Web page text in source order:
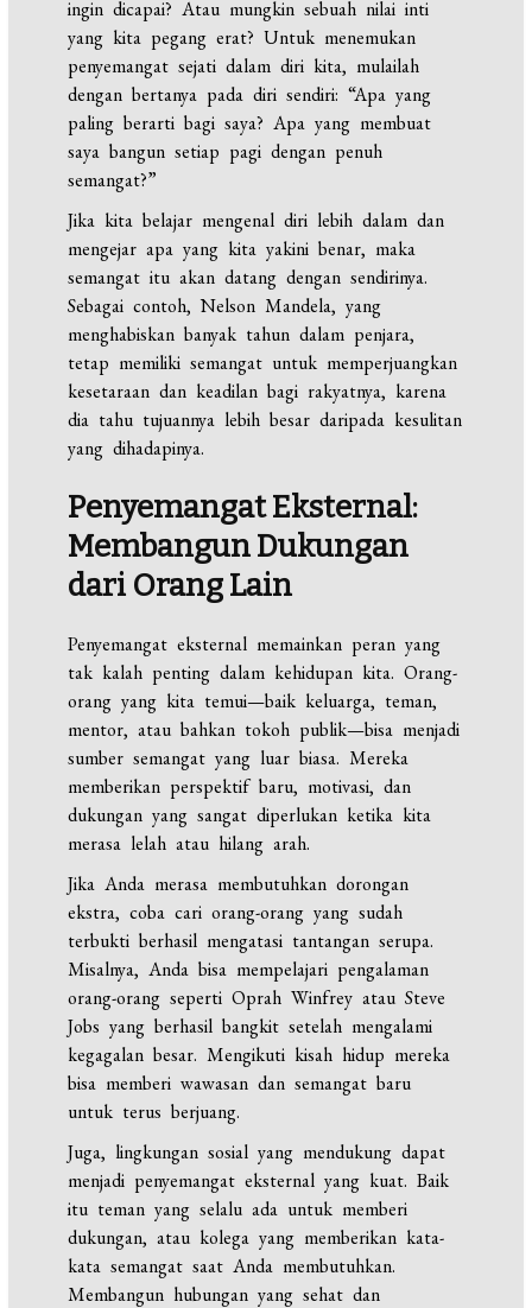
ingin dicapai? Atau mungkin sebuah nilai inti
yang kita pegang erat? Untuk menemukan
penyemangat sejati dalam diri kita, mulailah
dengan bertanya pada diri sendiri: “Apa yang
paling berarti bagi saya? Apa yang membuat
saya bangun setiap pagi dengan penuh
semangat?”
Jika kita belajar mengenal diri lebih dalam dan
mengejar apa yang kita yakini benar, maka
semangat itu akan datang dengan sendirinya.
Sebagai contoh, Nelson Mandela, yang
menghabiskan banyak tahun dalam penjara,
tetap memiliki semangat untuk memperjuangkan
kesetaraan dan keadilan bagi rakyatnya, karena
dia tahu tujuannya lebih besar daripada kesulitan
yang dihadapinya.
Penyemangat Eksternal:
Membangun Dukungan
dari Orang Lain
Penyemangat eksternal memainkan peran yang
tak kalah penting dalam kehidupan kita. Orang-
orang yang kita temui—baik keluarga, teman,
mentor, atau bahkan tokoh publik—bisa menjadi
sumber semangat yang luar biasa. Mereka
memberikan perspektif baru, motivasi, dan
dukungan yang sangat diperlukan ketika kita
merasa lelah atau hilang arah.
Jika Anda merasa membutuhkan dorongan
ekstra, coba cari orang-orang yang sudah
terbukti berhasil mengatasi tantangan serupa.
Misalnya, Anda bisa mempelajari pengalaman
orang-orang seperti Oprah Winfrey atau Steve
Jobs yang berhasil bangkit setelah mengalami
kegagalan besar. Mengikuti kisah hidup mereka
bisa memberi wawasan dan semangat baru
untuk terus berjuang.
Juga, lingkungan sosial yang mendukung dapat
menjadi penyemangat eksternal yang kuat. Baik
itu teman yang selalu ada untuk memberi
dukungan, atau kolega yang memberikan kata-
kata semangat saat Anda membutuhkan.
Membangun hubungan yang sehat dan